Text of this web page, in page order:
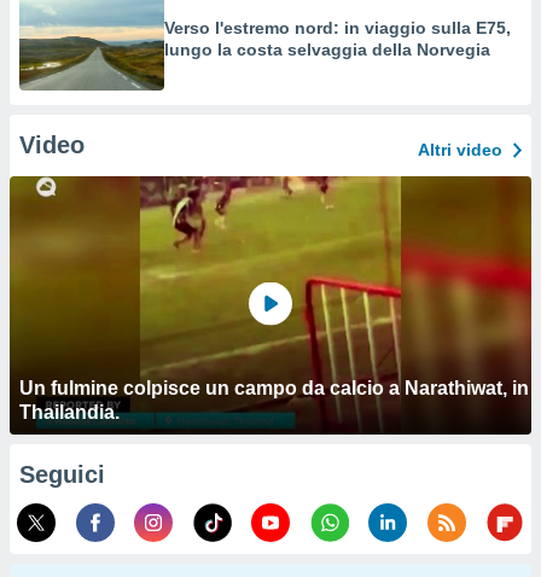
Verso l'estremo nord: in viaggio sulla E75,
lungo la costa selvaggia della Norvegia
Video Altri video
Un fulmine colpisce un campo da calcio a Narathiwat, in
Thailandia.
Seguici